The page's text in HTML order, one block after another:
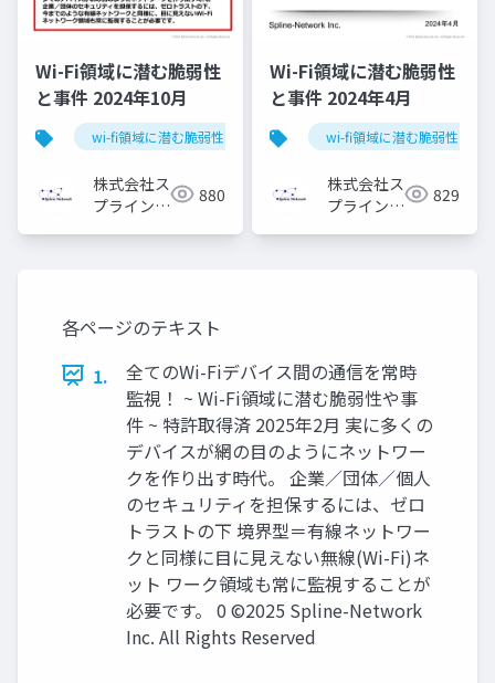
Wi-Fi領域に潜む脆弱性
と事件 2024年10月
wi-fi領域に潜む脆弱性と事件
株式会社ス
プライン・
880
Wi-Fi領域に潜む脆弱性
と事件 2024年4月
wi-fi領域に潜む脆弱性と事
株式会社ス
プライン・
829
各ページのテキスト
1.
全てのWi-Fiデバイス間の通信を常時
監視！ ~ Wi-Fi領域に潜む脆弱性や事
件 ~ 特許取得済 2025年2月 実に多くの
デバイスが網の目のようにネットワー
クを作り出す時代。 企業／団体／個人
のセキュリティを担保するには、ゼロ
トラストの下 境界型＝有線ネットワー
クと同様に目に見えない無線(Wi-Fi)ネ
ット ワーク領域も常に監視することが
必要です。 0 ©2025 Spline-Network
Inc. All Rights Reserved